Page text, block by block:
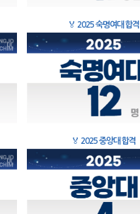
🏅 2025 숙명여대 합격
🏅 2025 중앙대 합격